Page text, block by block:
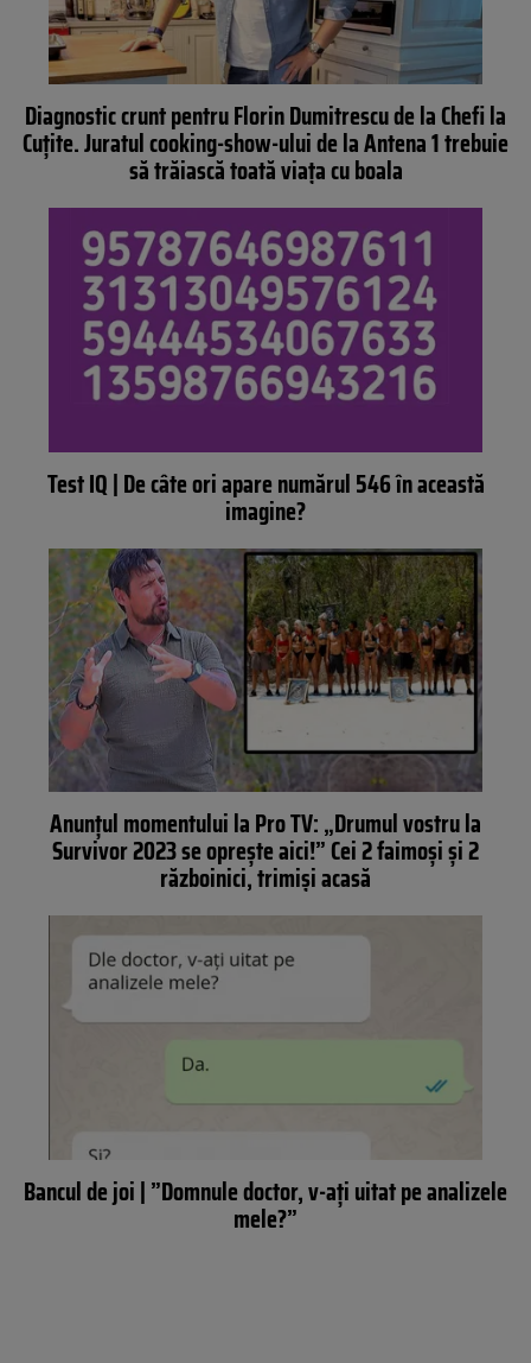
Diagnostic crunt pentru Florin Dumitrescu de la Chefi la
Cuțite. Juratul cooking-show-ului de la Antena 1 trebuie
să trăiască toată viața cu boala
Test IQ | De câte ori apare numărul 546 în această
imagine?
Anunțul momentului la Pro TV: „Drumul vostru la
Survivor 2023 se oprește aici!” Cei 2 faimoși și 2
războinici, trimiși acasă
Bancul de joi | ”Domnule doctor, v-ați uitat pe analizele
mele?”